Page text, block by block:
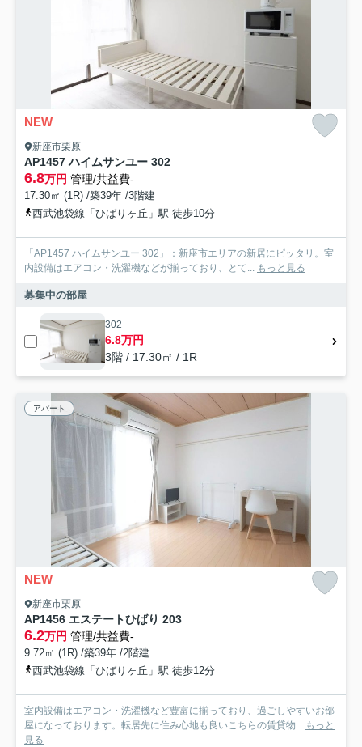
NEW
新座市栗原
AP1457 ハイムサンユー 302
6.8万円 管理/共益費-
17.30㎡ (1R) /築39年 /3階建
西武池袋線「ひばりヶ丘」駅 徒歩10分
「AP1457 ハイムサンユー 302」：新座市エリアの新居にピッタリ。室
内設備はエアコン・洗濯機などが揃っており、とて... もっと見る
募集中の部屋
302
6.8万円
3階 / 17.30㎡ / 1R
アパート
NEW
新座市栗原
AP1456 エステートひばり 203
6.2万円 管理/共益費-
9.72㎡ (1R) /築39年 /2階建
西武池袋線「ひばりヶ丘」駅 徒歩12分
室内設備はエアコン・洗濯機など豊富に揃っており、過ごしやすいお部
屋になっております。転居先に住み心地も良いこちらの賃貸物... もっと
見る